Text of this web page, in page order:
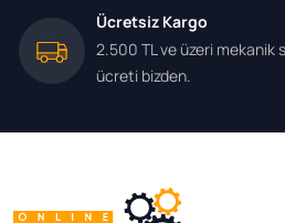
Ücretsiz Kargo
2.500 TL ve üzeri mekanik
ücreti bizden.